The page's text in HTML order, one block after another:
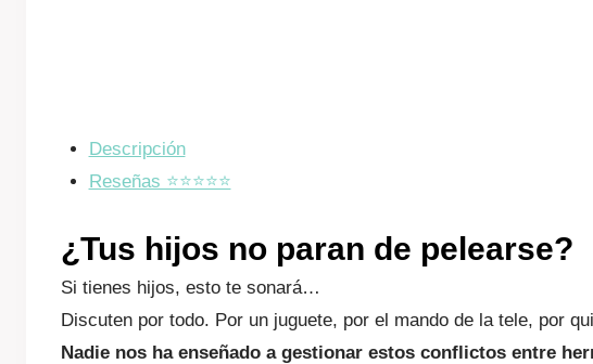
Descripción
Reseñas ⭐️⭐️⭐️⭐️⭐️
¿Tus hijos no paran de pelearse?
Si tienes hijos, esto te sonará…
Discuten por todo. Por un juguete, por el mando de la tele, por
Nadie nos ha enseñado a gestionar estos conflictos entre